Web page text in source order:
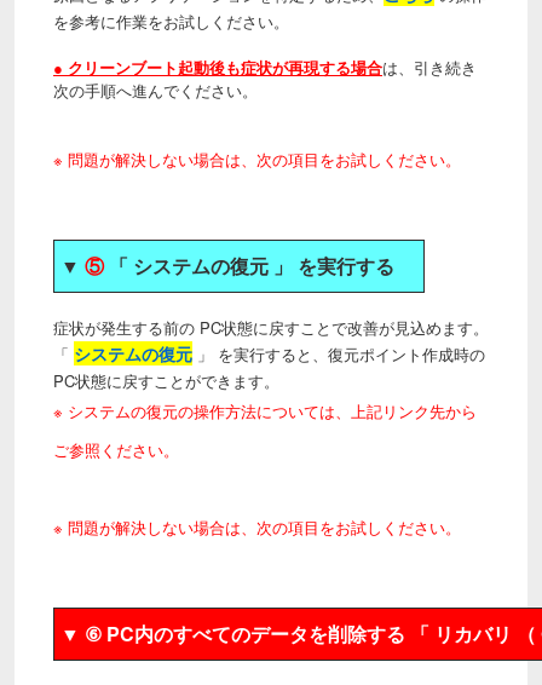
を参考に作業をお試しください。
● クリーンブート起動後も症状が再現する場合は、引き続き
次の手順へ進んでください。
※ 問題が解決しない場合は、次の項目をお試しください。
▼ ⑤「 システムの復元 」 を実行する
症状が発生する前の PC状態に戻すことで改善が見込めます。
「 システムの復元 」 を実行すると、復元ポイント作成時の
PC状態に戻すことができます。
※ システムの復元の操作方法については、上記リンク先から
ご参照ください。
※ 問題が解決しない場合は、次の項目をお試しください。
▼ ⑥ PC内のすべてのデータを削除する 「 リカバリ